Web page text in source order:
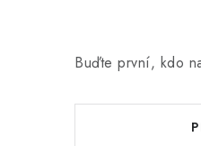
Buďte první, kdo